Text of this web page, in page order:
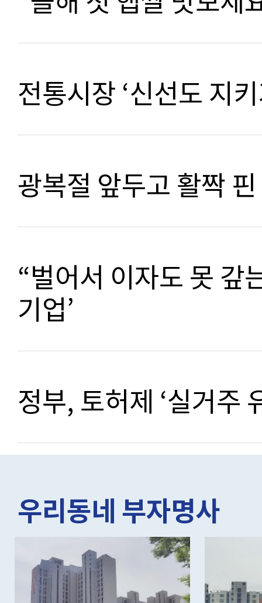
전통시장 ‘신선도 지
광복절 앞두고 활짝
“벌어서 이자도 못
기업’
정부, 토허제 ‘실거주
우리동네 부자명사